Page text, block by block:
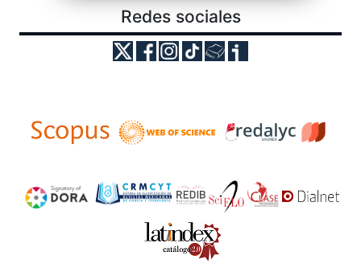
Redes sociales